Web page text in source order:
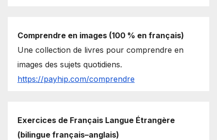
Comprendre en images (100 % en français)
Une collection de livres pour comprendre en
images des sujets quotidiens.
https://payhip.com/comprendre
Exercices de Français Langue Étrangère
(bilingue français–anglais)